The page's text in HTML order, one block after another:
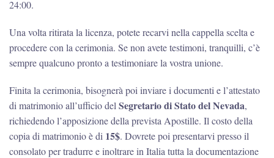
24:00.
Una volta ritirata la licenza, potete recarvi nella cappella scelta e
procedere con la cerimonia. Se non avete testimoni, tranquilli, c’è
sempre qualcuno pronto a testimoniare la vostra unione.
Finita la cerimonia, bisognerà poi inviare i documenti e l’attestato
di matrimonio all’ufficio del Segretario di Stato del Nevada,
richiedendo l’apposizione della prevista Apostille. Il costo della
copia di matrimonio è di 15$. Dovrete poi presentarvi presso il
consolato per tradurre e inoltrare in Italia tutta la documentazione